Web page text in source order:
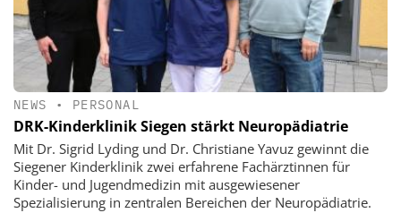
NEWS • PERSONAL
DRK-Kinderklinik Siegen stärkt Neuropädiatrie
Mit Dr. Sigrid Lyding und Dr. Christiane Yavuz gewinnt die
Siegener Kinderklinik zwei erfahrene Fachärztinnen für
Kinder- und Jugendmedizin mit ausgewiesener
Spezialisierung in zentralen Bereichen der Neuropädiatrie.